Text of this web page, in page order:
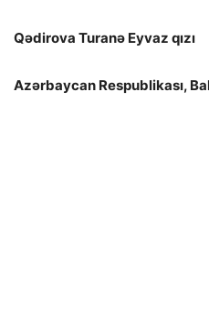
Qədirova Turanə Eyvaz qızı
Azərbaycan Respublikası,